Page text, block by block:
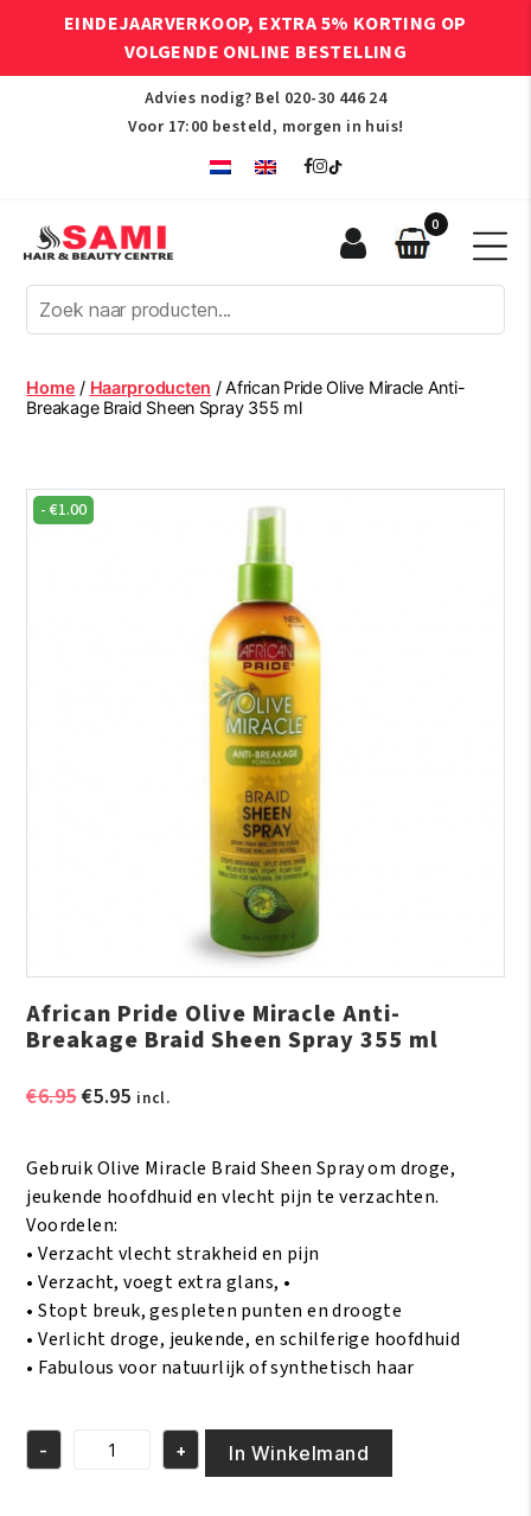
EINDEJAARVERKOOP, EXTRA 5% KORTING OP
VOLGENDE ONLINE BESTELLING
Advies nodig? Bel 020-30 446 24
Voor 17:00 besteld, morgen in huis!
Afro
Hair
Beauty
Centre
0
Home / Haarproducten / African Pride Olive Miracle Anti-
Breakage Braid Sheen Spray 355 ml
-€1.00
African Pride Olive Miracle Anti-
Breakage Braid Sheen Spray 355 ml
€6.95Oorspronkelijke
€6.95.
€5.95Huidige
€5.95.
incl.
Gebruik Olive Miracle Braid Sheen Spray om droge,
jeukende hoofdhuid en vlecht pijn te verzachten.
Voordelen:
• Verzacht vlecht strakheid en pijn
• Verzacht, voegt extra glans, •
• Stopt breuk, gespleten punten en droogte
• Verlicht droge, jeukende, en schilferige hoofdhuid
• Fabulous voor natuurlijk of synthetisch haar
African
- + In Winkelmand